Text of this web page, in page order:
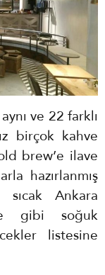
ve 22 farklı
birçok kahve
brew’e ilave
hazırlanmış
Ankara
gibi soğuk
listesine